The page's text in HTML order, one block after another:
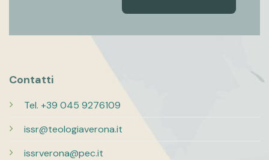
Contatti
Tel. +39 045 9276109
issr@teologiaverona.it
issrverona@pec.it